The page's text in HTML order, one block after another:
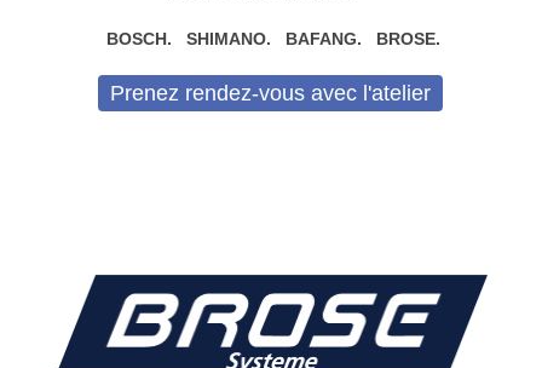
BOSCH. SHIMANO. BAFANG. BROSE.
Prenez rendez-vous avec l'atelier